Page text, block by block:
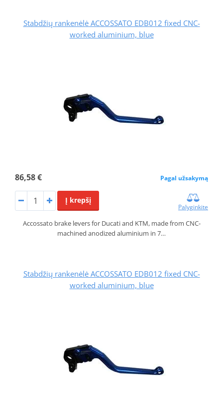
Stabdžių rankenėlė ACCOSSATO EDB012 fixed CNC-
worked aluminium, blue
86,58 € Pagal užsakymą
Į krepšį
Palyginkite
Accossato brake levers for Ducati and KTM, made from CNC-
machined anodized aluminium in 7…
Stabdžių rankenėlė ACCOSSATO EDB012 fixed CNC-
worked aluminium, blue